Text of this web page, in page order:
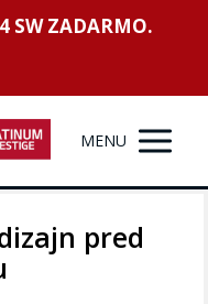
SW ZADARMO.
MENU
pred